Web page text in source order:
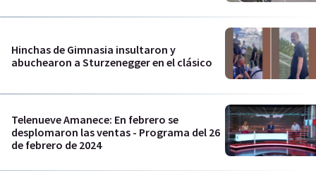
Hinchas de Gimnasia insultaron y
abuchearon a Sturzenegger en el clásico
Telenueve Amanece: En febrero se
desplomaron las ventas - Programa del 26
de febrero de 2024